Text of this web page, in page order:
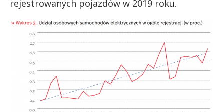
rejestrowanych pojazdów w 2019 roku.